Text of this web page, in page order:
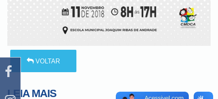
VOLTAR
LEIA MAIS